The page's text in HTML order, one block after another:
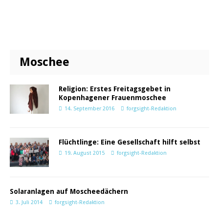
Moschee
Religion: Erstes Freitagsgebet in
Kopenhagener Frauenmoschee
14. September 2016 forgsight-Redaktion
Flüchtlinge: Eine Gesellschaft hilft selbst
19. August 2015 forgsight-Redaktion
Solaranlagen auf Moscheedächern
3. Juli 2014 forgsight-Redaktion